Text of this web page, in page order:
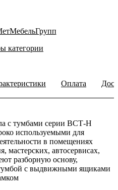
категории
Оплата
с тумбами серии ВСТ-Н
используемыми для
в помещениях
мастерских, автосервисах,
разборную основу,
с выдвижными ящиками